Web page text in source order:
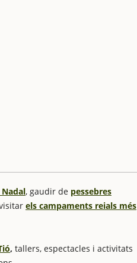
, gaudir de pessebres
els campaments reials més
, tallers, espectacles i activitats